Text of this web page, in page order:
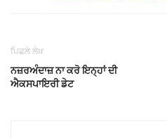
ਪਿਛਲੇ ਲੇਖ
ਨਜ਼ਰਅੰਦਾਜ਼ ਨਾ ਕਰੋ ਇਨ੍ਹਾਂ ਦੀ
ਐਕਸਪਾਇਰੀ ਡੇਟ